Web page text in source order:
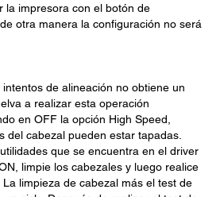
la impresora con el botón de
otra manera la configuración no será
de alineación no obtiene un
a realizar esta operación
en OFF la opción High Speed,
del cabezal pueden estar tapadas.
que se encuentra en el driver
limpie los cabezales y luego realice
limpieza de cabezal más el test de